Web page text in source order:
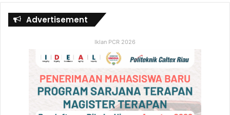
Advertisement
Iklan PCR 2026